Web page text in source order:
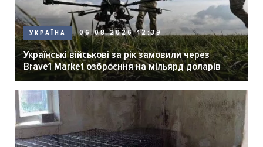
УКРАЇНА 06.08.2026 12:39
Українські військові за рік замовили через
Brave1 Market озброєння на мільярд доларів